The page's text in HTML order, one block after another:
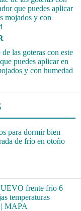
las goteras con este
puedes aplicar en
y con humedad
para dormir bien
de frío en otoño
frente frío 6
temperaturas
| MAPA